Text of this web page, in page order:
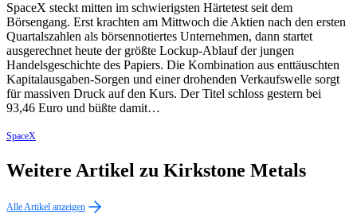
SpaceX steckt mitten im schwierigsten Härtetest seit dem
Börsengang. Erst krachten am Mittwoch die Aktien nach den ersten
Quartalszahlen als börsennotiertes Unternehmen, dann startet
ausgerechnet heute der größte Lockup-Ablauf der jungen
Handelsgeschichte des Papiers. Die Kombination aus enttäuschten
Kapitalausgaben-Sorgen und einer drohenden Verkaufswelle sorgt
für massiven Druck auf den Kurs. Der Titel schloss gestern bei
93,46 Euro und büßte damit…
SpaceX
Weitere Artikel zu Kirkstone Metals
Alle Artikel anzeigen